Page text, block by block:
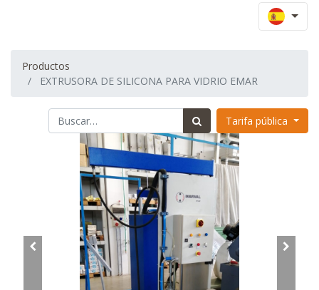
Productos
EXTRUSORA DE SILICONA PARA VIDRIO EMAR
Tarifa pública